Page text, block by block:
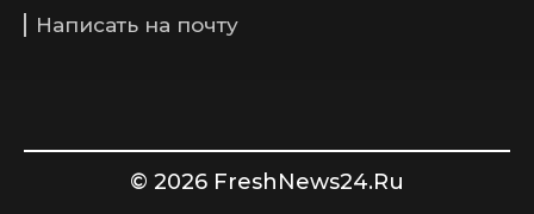
Написать на почту
© 2026 FreshNews24.Ru